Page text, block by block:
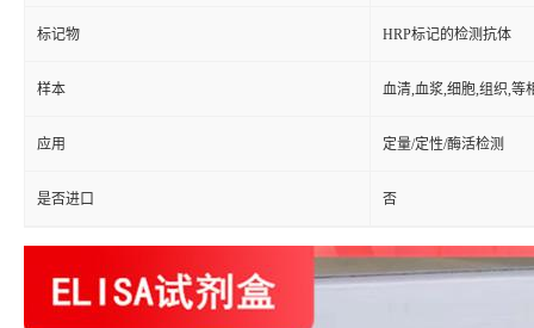
标记物 HRP标记的检测抗体
样本 血清,血浆,细胞,组织,等
应用 定量/定性/酶活检测
是否进口 否